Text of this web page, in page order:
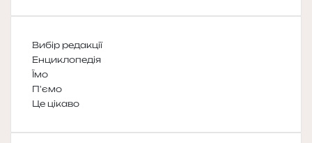
Вибір редакції
Енциклопедія
Їмо
П'ємо
Це цікаво